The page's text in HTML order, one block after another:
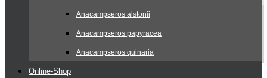
Anacampseros alstonii
Anacampseros papyracea
Anacampseros quinaria
Online-Shop